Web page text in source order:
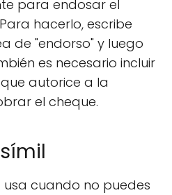
para endosar el
hacerlo, escribe
de "endorso" y luego
es necesario incluir
autorice a la
el cheque.
usa cuando no puedes